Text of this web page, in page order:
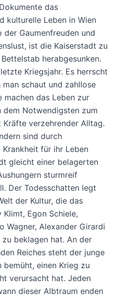
das
kulturelle Leben in Wien
der Gaumenfreuden und
ist die Kaiserstadt zu
herabgesunken.
Kriegsjahr. Es herrscht
schaut und zahllose
machen das Leben zur
dem Notwendigsten zum
verzehrender Alltag.
sind durch
Krankheit für ihr Leben
gleicht einer belagerten
sturmreif
Der Todesschatten legt
der Kultur, die das
Egon Schiele,
Wagner, Alexander Girardi
beklagen hat. An der
Reiches steht der junge
bemüht, einen Krieg zu
verursacht hat. Jeden
dieser Albtraum enden